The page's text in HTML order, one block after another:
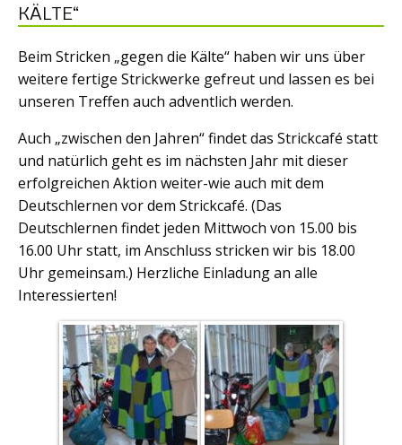
KÄLTE“
Beim Stricken „gegen die Kälte“ haben wir uns über
weitere fertige Strickwerke gefreut und lassen es bei
unseren Treffen auch adventlich werden.
Auch „zwischen den Jahren“ findet das Strickcafé statt
und natürlich geht es im nächsten Jahr mit dieser
erfolgreichen Aktion weiter-wie auch mit dem
Deutschlernen vor dem Strickcafé. (Das
Deutschlernen findet jeden Mittwoch von 15.00 bis
16.00 Uhr statt, im Anschluss stricken wir bis 18.00
Uhr gemeinsam.) Herzliche Einladung an alle
Interessierten!